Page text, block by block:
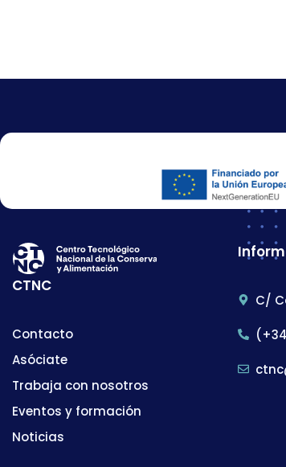
CTNC
Contacto
Asóciate
Trabaja con nosotros
Eventos y formación
Noticias
C/